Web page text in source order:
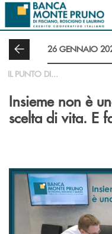
Salta al contenuto principale
26 GENNAIO
IL PUNTO DI...
Insieme non è
scelta di vita. E